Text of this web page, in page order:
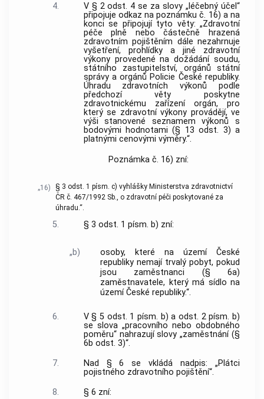
4.
V § 2 odst. 4 se za slovy „léčebný účel“
připojuje odkaz na poznámku č. 16) a na
konci se připojují tyto věty: „Zdravotní
péče plně nebo částečně hrazená
zdravotním pojištěním dále nezahrnuje
vyšetření, prohlídky a jiné zdravotní
výkony provedené na dožádání soudu,
státního zastupitelství, orgánů státní
správy a orgánů Policie České republiky.
Úhradu zdravotních výkonů podle
předchozí věty poskytne
zdravotnickému zařízení orgán, pro
který se zdravotní výkony provádějí, ve
výši stanovené seznamem výkonů s
bodovými hodnotami (§ 13 odst. 3) a
platnými cenovými výměry.“.
Poznámka č. 16) zní:
„16)
§ 3 odst. 1 písm. c) vyhlášky Ministerstva zdravotnictví
ČR č. 467/1992 Sb., o zdravotní péči poskytované za
úhradu.“.
5. § 3 odst. 1 písm. b) zní:
„b)
osoby, které na území České
republiky nemají trvalý pobyt, pokud
jsou zaměstnanci (§ 6a)
zaměstnavatele, který má sídlo na
území České republiky.“.
6.
V § 5 odst. 1 písm. b) a odst. 2 písm. b)
se slova „pracovního nebo obdobného
poměru“ nahrazují slovy „zaměstnání (§
6b odst. 3)“.
7.
Nad § 6 se vkládá nadpis: „Plátci
pojistného zdravotního pojištění“.
8.
§ 6 zní: